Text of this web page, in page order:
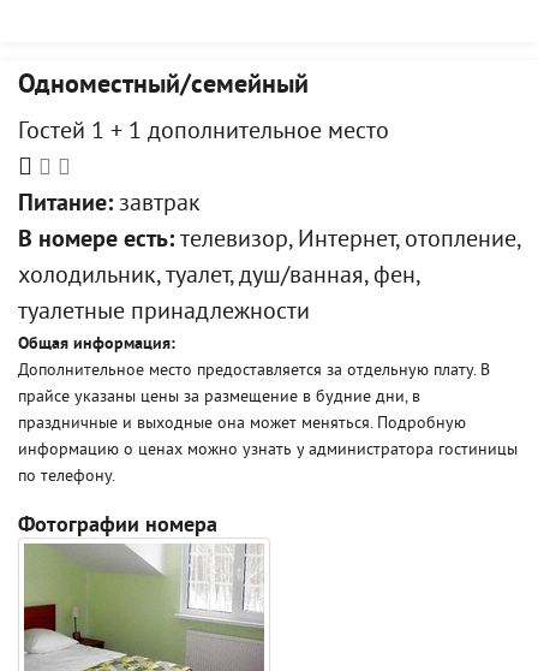
Одноместный/семейный
Гостей 1 + 1 дополнительное место
Питание: завтрак
В номере есть: телевизор, Интернет, отопление,
холодильник, туалет, душ/ванная, фен,
туалетные принадлежности
Общая информация:
Дополнительное место предоставляется за отдельную плату. В
прайсе указаны цены за размещение в будние дни, в
праздничные и выходные она может меняться. Подробную
информацию о ценах можно узнать у администратора гостиницы
по телефону.
Фотографии номера